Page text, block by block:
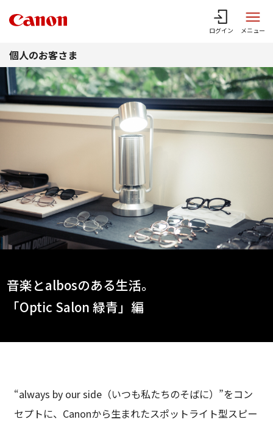
ログイン メニュー
個人のお客さま
音楽とalbosのある生活。
「Optic Salon 緑青」編
“always by our side（いつも私たちのそばに）”をコン
セプトに、Canonから生まれたスポットライト型スピー